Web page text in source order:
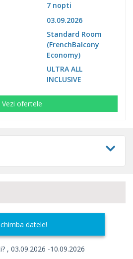
7 nopti
03.09.2026
Standard Room
(FrenchBalcony
Economy)
ULTRA ALL
INCLUSIVE
Vezi ofertele
datele!
, 03.09.2026 -10.09.2026